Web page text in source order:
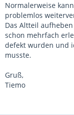
Normalerweise
problemlos
Das Altteil
schon mehrfach
defekt wurden und
musste.
Gruß,
Tiemo